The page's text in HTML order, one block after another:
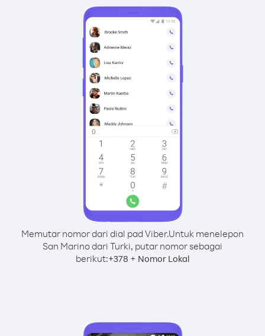
Memutar nomor dari dial pad Viber.Untuk menelepon
San Marino dari Turki, putar nomor sebagai
berikut:+378 + Nomor Lokal